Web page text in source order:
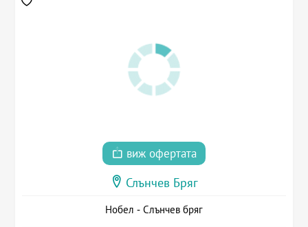
виж офертата
Слънчев Бряг
Нобел - Слънчев бряг